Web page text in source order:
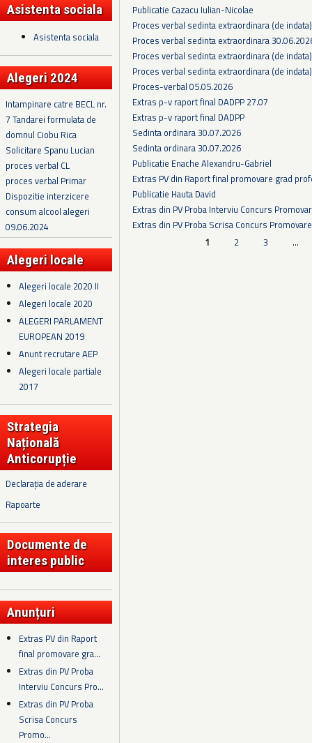
Asistenta sociala
Asistenta sociala
Alegeri 2024
Intampinare catre BECL nr.
7 Tandarei formulata de
domnul Ciobu Rica
Solicitare Spanu Lucian
proces verbal CL
proces verbal Primar
Dispozitie interzicere
consum alcool alegeri
09.06.2024
Alegeri locale
Alegeri locale 2020 II
Alegeri locale 2020
ALEGERI PARLAMENT
EUROPEAN 2019
Anunt recrutare AEP
Alegeri locale partiale
2017
Strategia
Națională
Anticorupție
Declarația de aderare
Rapoarte
Documente de
interes public
Anunțuri
Extras PV din Raport
final promovare gra...
Extras din PV Proba
Interviu Concurs Pro...
Extras din PV Proba
Scrisa Concurs
Promo...
Publicatie Cazacu Iulian-Nicolae
Proces verbal sedinta extraordinara (de
Proces verbal sedinta extraordinara
Proces verbal sedinta extraordinara (de
Proces verbal sedinta extraordinara (de
Proces-verbal 05.05.2026
Extras p-v raport final DADPP 27.07
Extras p-v raport final DADPP
Sedinta ordinara 30.07.2026
Sedinta ordinara 30.07.2026
Publicatie Enache Alexandru-Gabriel
Extras PV din Raport final promovare grad
Publicatie Hauta David
Extras din PV Proba Interviu Concurs
Extras din PV Proba Scrisa Concurs
1 2 3 …